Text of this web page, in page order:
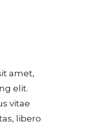
amet,
elit.
vitae
libero